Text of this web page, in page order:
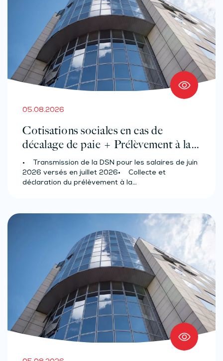
05.08.2026
Cotisations sociales en cas de
décalage de paie + Prélèvement à la
source des salariés et assimilés
(effectif d’au moins 50 salariés)
• Transmission de la DSN pour les salaires de juin
2026 versés en juillet 2026• Collecte et
déclaration du prélèvement à la…